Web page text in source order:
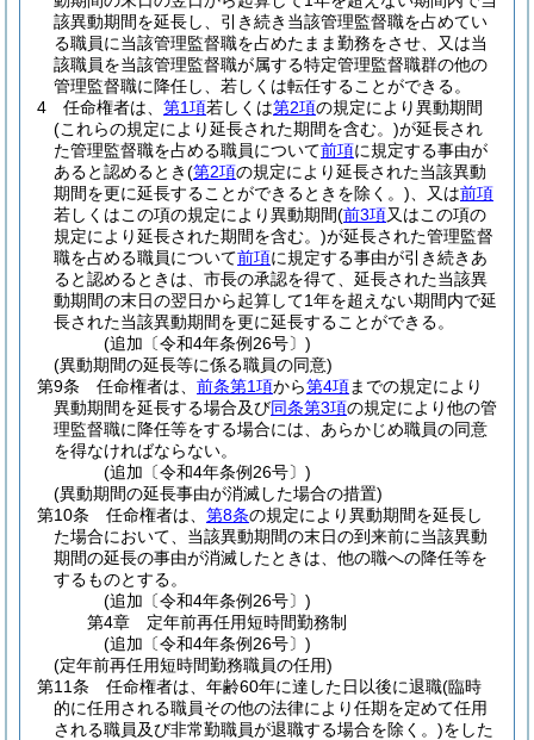
該異動期間を延長し、引き続き当該管理監督職を占めてい
る職員に当該管理監督職を占めたまま勤務をさせ、又は当
該職員を当該管理監督職が属する特定管理監督職群の他の
管理監督職に降任し、若しくは転任することができる。
4
任命権者は、 第1項若しくは第2項の規定により異動期間
(これらの規定により延長された期間を含む。)が延長され
た管理監督職を占める職員について前項に規定する事由が
あると認めるとき(第2項の規定により延長された当該異動
期間を更に延長することができるときを除く。) 、又は前項
若しくはこの項の規定により異動期間(前3項又はこの項の
規定により延長された期間を含む。)が延長された管理監督
職を占める職員について前項に規定する事由が引き続きあ
ると認めるときは、市長の承認を得て、延長された当該異
動期間の末日の翌日から起算して1年を超えない期間内で延
長された当該異動期間を更に延長することができる。
(追加〔令和4年条例26号〕)
(異動期間の延長等に係る職員の同意)
第9条
任命権者は、 前条第1項から第4項までの規定により
異動期間を延長する場合及び同条第3項の規定により他の管
理監督職に降任等をする場合には、あらかじめ職員の同意
を得なければならない。
(追加〔令和4年条例26号〕)
(異動期間の延長事由が消滅した場合の措置)
第10条
任命権者は、 第8条の規定により異動期間を延長し
た場合において、当該異動期間の末日の到来前に当該異動
期間の延長の事由が消滅したときは、他の職への降任等を
するものとする。
(追加〔令和4年条例26号〕)
第4章
定年前再任用短時間勤務制
(追加〔令和4年条例26号〕)
(定年前再任用短時間勤務職員の任用)
第11条
任命権者は、年齢60年に達した日以後に退職(臨時
的に任用される職員その他の法律により任期を定めて任用
される職員及び非常勤職員が退職する場合を除く。)をした